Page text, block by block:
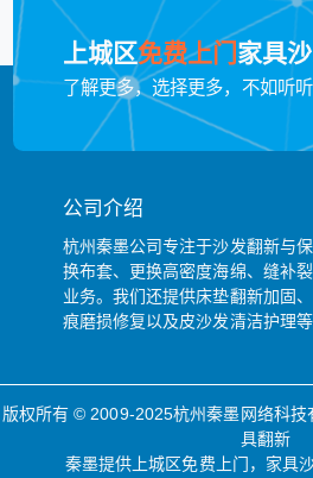
上城区免费上门家具
了解更多，选择更多，不如听
公司介绍
杭州秦墨公司专注于沙发翻新与
换布套、更换高密度海绵、缝补
业务。我们还提供床垫翻新加固
痕磨损修复以及皮沙发清洁护理等
版权所有 © 2009-2025杭州秦墨网络科技
具翻新
秦墨提供上城区免费上门，家具